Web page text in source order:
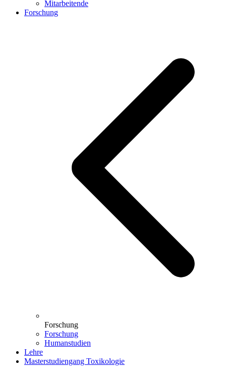
Mitarbeitende
Forschung
Forschung
Forschung
Humanstudien
Lehre
Masterstudiengang Toxikologie